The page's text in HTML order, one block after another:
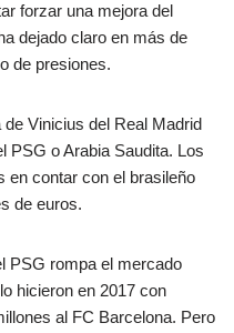
forzar una mejora del
dejado claro en más de
de presiones.
Vinicius del Real Madrid
PSG o Arabia Saudita. Los
en contar con el brasileño
de euros.
PSG rompa el mercado
hicieron en 2017 con
al FC Barcelona. Pero